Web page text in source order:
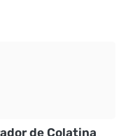
de Colatina